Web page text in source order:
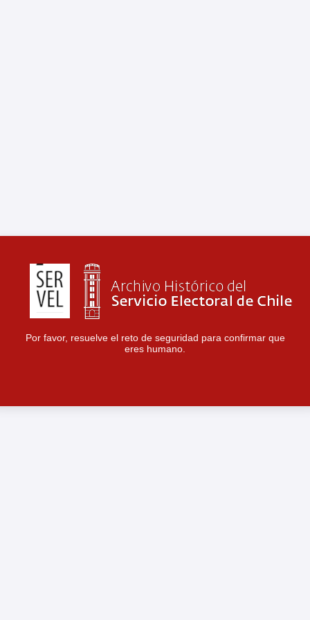
Por favor, resuelve el reto de seguridad para confirmar que
eres humano.